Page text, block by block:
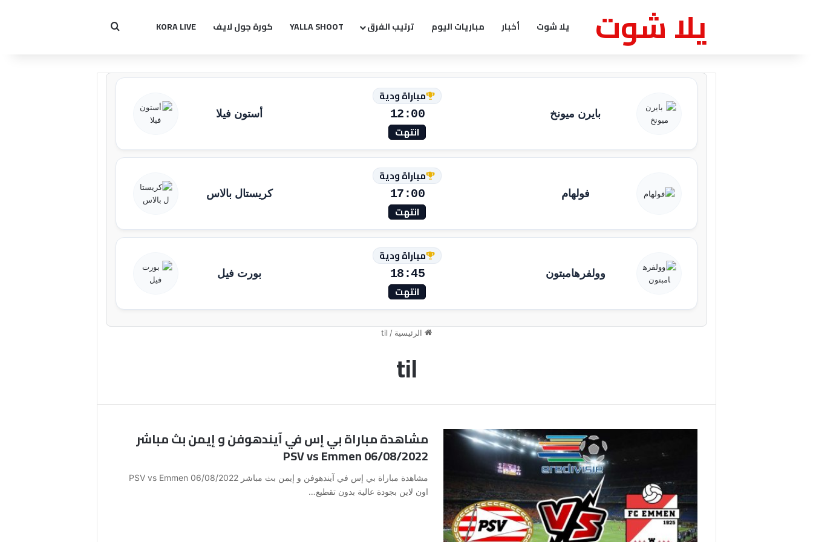
يلا شوت يلا شوت أخبار مباريات اليوم ترتيب الفرق YALLA SHOOT كورة جول لايف KORA LIVE بحث عن
بايرن ميونخ
مباراة ودية
12:00
انتهت
أستون فيلا
فولهام
مباراة ودية
17:00
انتهت
كريستال بالاس
وولفرهامبتون
مباراة ودية
18:45
انتهت
بورت فيل
الرئيسية /
til
til
مشاهدة مباراة بي إس في آيندهوفن و إيمن بث مباشر
06/08/2022 PSV vs Emmen
مشاهدة مباراة بي إس في آيندهوفن و إيمن بث مباشر 06/08/2022 PSV vs Emmen
اون لاين بجودة عالية بدون تقطيع…